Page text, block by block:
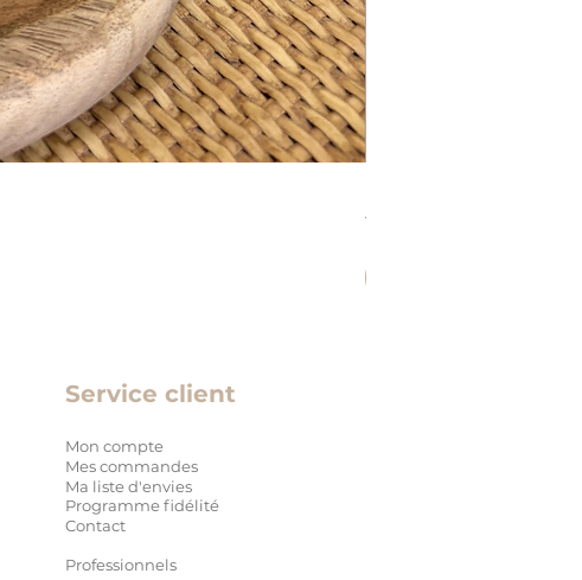
Prix
17,90 €
Service client
Mon compte
Mes commandes
Ma liste d'envies
Programme fidélité
Contact
Professionnels